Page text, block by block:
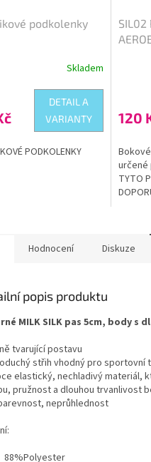
podkolenky
Skladem
DETAIL A
VARIANTY
PODKOLENKY
je
5,0
5
120
určené
TYTO
Hodnocení Diskuze
popis produktu
MILK SILK pas 5cm, body s
tvarující postavu
střih vhodný pro sportovní
elastický, nechladivý materiál,
pružnost a dlouhou trvanlivost
neprůhlednost
88%Polyester